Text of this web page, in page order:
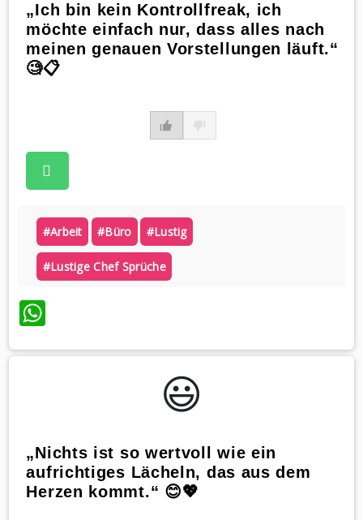
„Ich bin kein Kontrollfreak, ich
möchte einfach nur, dass alles nach
meinen genauen Vorstellungen läuft.“
🧐📋
#arbeit #büro #lustig
#lustige Chef Sprüche
WhatsApp
😃️
„Nichts ist so wertvoll wie ein
aufrichtiges Lächeln, das aus dem
Herzen kommt.“ 😊💖